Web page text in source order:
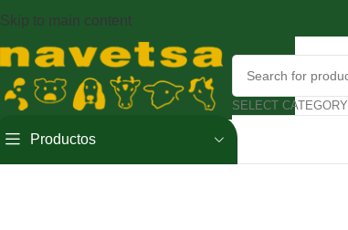
Skip to main content
SELECT CATEGORY
Productos